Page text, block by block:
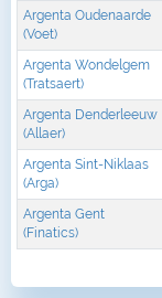
Argenta Oudenaarde
(Voet)
Argenta Wondelgem
(Tratsaert)
Argenta Denderleeuw
(Allaer)
Argenta Sint-Niklaas
(Arga)
Argenta Gent
(Finatics)